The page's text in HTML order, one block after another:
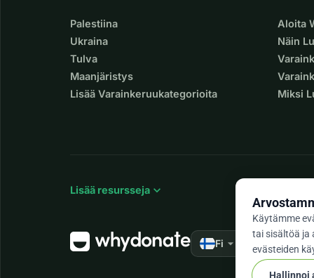
Palestiina
Ukraina
Tulva
Maanjäristys
Lisää Varainkeruukategorioita
Aloita
Näin
Miksi
Lisää resursseja expand_more
Fi arrow_drop_down ★★★★★
Käytämme
tai sisältöä ja
evästeiden
Hallinnoi